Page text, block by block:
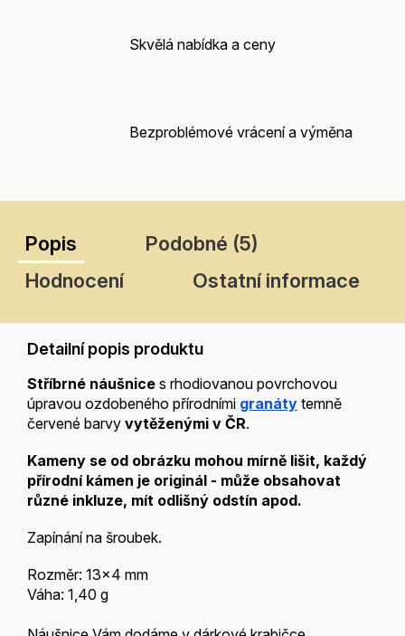
Skvělá nabídka a ceny
Bezproblémové vrácení a výměna
Popis
Podobné (5)
Hodnocení
Ostatní informace
Detailní popis produktu
Stříbrné náušnice s rhodiovanou povrchovou
úpravou ozdobeného přírodními granáty temně
červené barvy vytěženými v ČR.
Kameny se od obrázku mohou mírně lišit, každý
přírodní kámen je originál - může obsahovat
různé inkluze, mít odlišný odstín apod.
Zapínání na šroubek.
Rozměr: 13x4 mm
Váha: 1,40 g